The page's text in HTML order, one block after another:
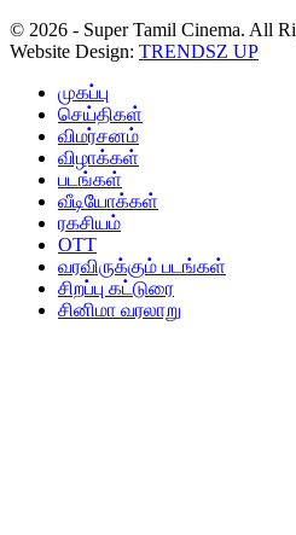
© 2026 - Super Tamil Cinema. All
Website Design: TRENDSZ UP
முகப்பு
செய்திகள்
விமர்சனம்
விழாக்கள்
படங்கள்
வீடியோக்கள்
ரகசியம்
OTT
வரவிருக்கும் படங்கள்
சிறப்பு கட்டுரை
சினிமா வரலாறு